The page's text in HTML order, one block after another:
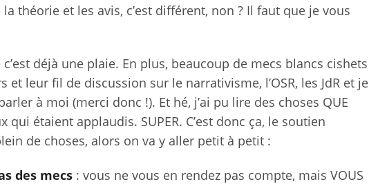
théorie et les avis, c’est différent, non ? Il faut que je vous
déjà une plaie. En plus, beaucoup de mecs blancs cishets
leur fil de discussion sur le narrativisme, l’OSR, les JdR et je
à moi (merci donc !). Et hé, j’ai pu lire des choses QUE
qui étaient applaudis. SUPER. C’est donc ça, le soutien
de choses, alors on va y aller petit à petit :
des mecs : vous ne vous en rendez pas compte, mais VOUS